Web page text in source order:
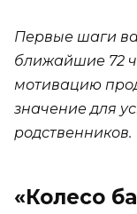
Первые шаги
ближайшие 72
мотивацию
значение для
родственников.
«Колесо